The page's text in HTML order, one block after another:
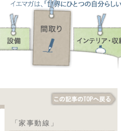
「家事動線」